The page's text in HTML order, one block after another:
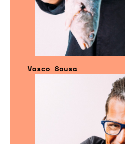
Vasco Sousa